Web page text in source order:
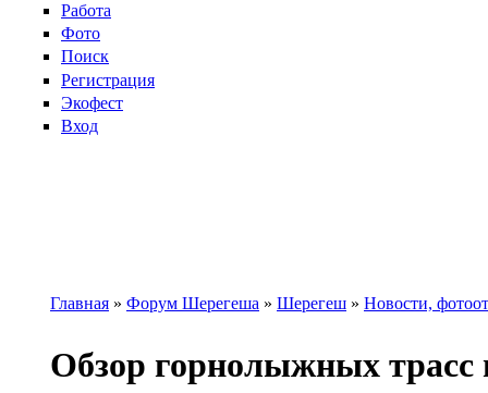
Работа
Фото
Поиск
Регистрация
Экофест
Вход
Главная » Форум Шерегеша » Шерегеш » Новости,
Обзор горнолыжных